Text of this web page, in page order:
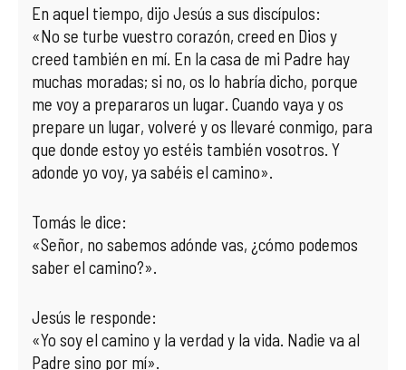
En aquel tiempo, dijo Jesús a sus discípulos:
«No se turbe vuestro corazón, creed en Dios y
creed también en mí. En la casa de mi Padre hay
muchas moradas; si no, os lo habría dicho, porque
me voy a prepararos un lugar. Cuando vaya y os
prepare un lugar, volveré y os llevaré conmigo, para
que donde estoy yo estéis también vosotros. Y
adonde yo voy, ya sabéis el camino».
Tomás le dice:
«Señor, no sabemos adónde vas, ¿cómo podemos
saber el camino?».
Jesús le responde:
«Yo soy el camino y la verdad y la vida. Nadie va al
Padre sino por mí».